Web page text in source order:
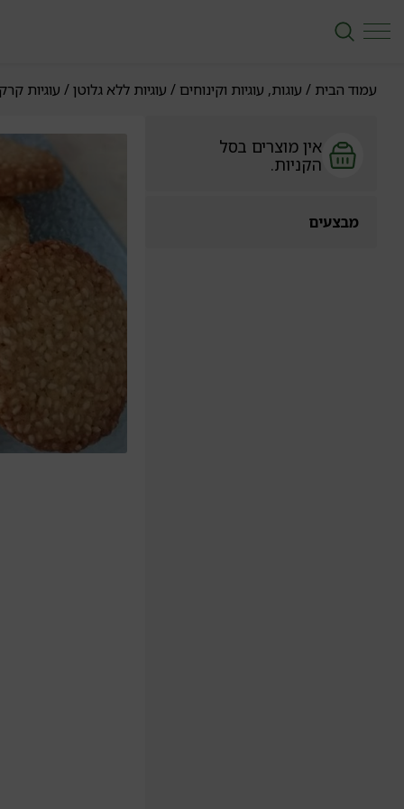
עמוד הבית / עוגות, עוגיות וקינוחים / עוגיות ללא גלוטן/ עוגיות
אין מוצרים בסל
הקניות.
מבצעים